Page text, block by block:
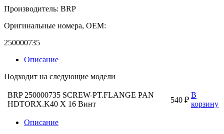
Производитель: BRP
Оригинальные номера, OEM:
250000735
Описание
Подходит на следующие модели
BRP 250000735 SCREW-PT.FLANGE PAN
HDTORX.K40 X 16 Винт
540 ₽
В
корзину
Описание